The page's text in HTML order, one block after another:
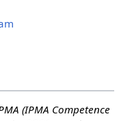
(IPMA Competence